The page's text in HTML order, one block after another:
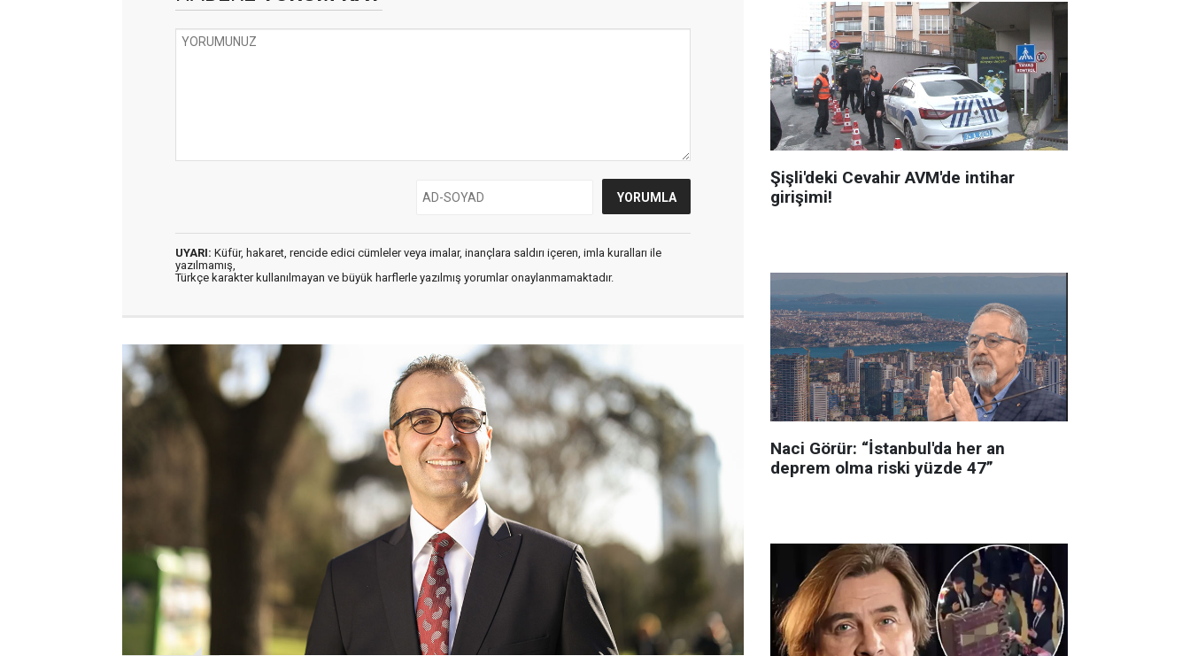
UYARI: Küfür, hakaret, rencide edici cümleler veya imalar, inançlara saldırı içeren, imla kuralları ile
yazılmamış,
Türkçe karakter kullanılmayan ve büyük harflerle yazılmış yorumlar onaylanmamaktadır.
Şişli'deki Cevahir AVM'de intihar
girişimi!
Naci Görür: “İstanbul'da her an
deprem olma riski yüzde 47”